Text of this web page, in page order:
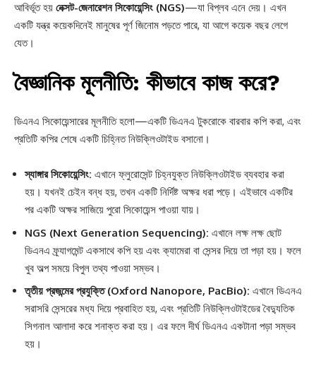
আবির্ভূত হয় নেক্সট-জেনারেশন সিকোয়েন্সিং (NGS)—যা বিপ্লব এনে দেয়। এখন
একটি যন্ত্র কয়েকদিনেই মানুষের পূর্ণ জিনোম পড়তে পারে, যা আগে কয়েক বছর লেগে
যেত।
বৈজ্ঞানিক মূলনীতি: কীভাবে কাজ করে?
ডিএনএ সিকোয়েন্সারের মূলনীতি হলো—একটি ডিএনএ টুকরোকে বারবার কপি করা, এবং
প্রতিটি কপির শেষে একটি চিহ্নিত নিউক্লিওটাইড বসানো।
স্যাঙ্গার সিকোয়েন্সিং: এখানে ফ্লুরোসেন্ট চিহ্নযুক্ত নিউক্লিওটাইড ব্যবহার করা
হয়। যখনই চেইন বন্ধ হয়, তখন একটি নির্দিষ্ট অক্ষর ধরা পড়ে। এইভাবে একটির
পর একটি অক্ষর সাজিয়ে পুরো সিকোয়েন্স পাওয়া যায়।
NGS (Next Generation Sequencing): এখানে লক্ষ লক্ষ ছোট
ডিএনএ ফ্র্যাগমেন্ট একসাথে কপি হয় এবং ক্যামেরা বা সেন্সর দিয়ে তা পড়া হয়। ফলে
খুব অল্প সময়ে বিপুল তথ্য পাওয়া সম্ভব।
তৃতীয় প্রজন্মের প্রযুক্তি (Oxford Nanopore, PacBio): এখানে ডিএনএ
সরাসরি সেন্সরের মধ্য দিয়ে প্রবাহিত হয়, এবং প্রতিটি নিউক্লিওটাইডের বৈদ্যুতিক
সিগনাল আলাদা করে শনাক্ত করা হয়। এর ফলে দীর্ঘ ডিএনএ একটানা পড়া সম্ভব
হয়।